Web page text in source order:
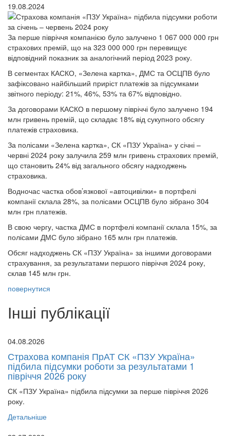
19.08.2024
За перше півріччя компанією було залучено 1 067 000 000 грн
страхових премій, що на 323 000 000 грн перевищує
відповідний показник за аналогічний період 2023 року.
В сегментах КАСКО, «Зелена картка», ДМС та ОСЦПВ було
зафіксовано найбільший приріст платежів за підсумками
звітного періоду: 21%, 46%, 53% та 67% відповідно.
За договорами КАСКО в першому півріччі було залучено 194
млн гривень премій, що складає 18% від сукупного обсягу
платежів страховика.
За полісами «Зелена картка», СК «ПЗУ Україна» у січні –
червні 2024 року залучила 259 млн гривень страхових премій,
що становить 24% від загального обсягу надходжень
страховика.
Водночас частка обов’язкової «автоцивілки» в портфелі
компанії склала 28%, за полісами ОСЦПВ було зібрано 304
млн грн платежів.
В свою чергу, частка ДМС в портфелі компанії склала 15%, за
полісами ДМС було зібрано 165 млн грн платежів.
Обсяг надходжень СК «ПЗУ Україна» за іншими договорами
страхування, за результатами першого півріччя 2024 року,
склав 145 млн грн.
повернутися
Інші публікації
04.08.2026
Страхова компанія ПрАТ СК «ПЗУ Україна»
підбила підсумки роботи за результатами 1
півріччя 2026 року
СК «ПЗУ Україна» підбила підсумки за перше півріччя 2026
року.
Детальніше